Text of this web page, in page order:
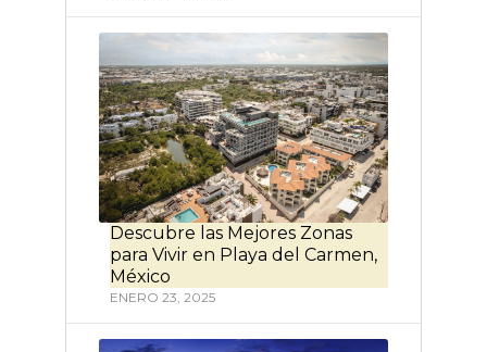
Descubre las Mejores Zonas
para Vivir en Playa del Carmen,
México
ENERO 23, 2025